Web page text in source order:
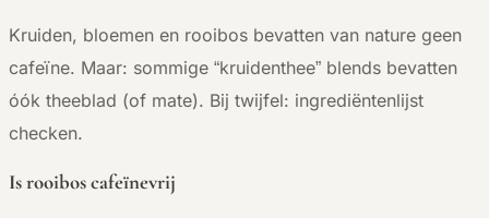
Kruiden, bloemen en rooibos bevatten van nature geen
cafeïne. Maar: sommige “kruidenthee” blends bevatten
óók theeblad (of mate). Bij twijfel: ingrediëntenlijst
checken.
Is rooibos cafeïnevrij